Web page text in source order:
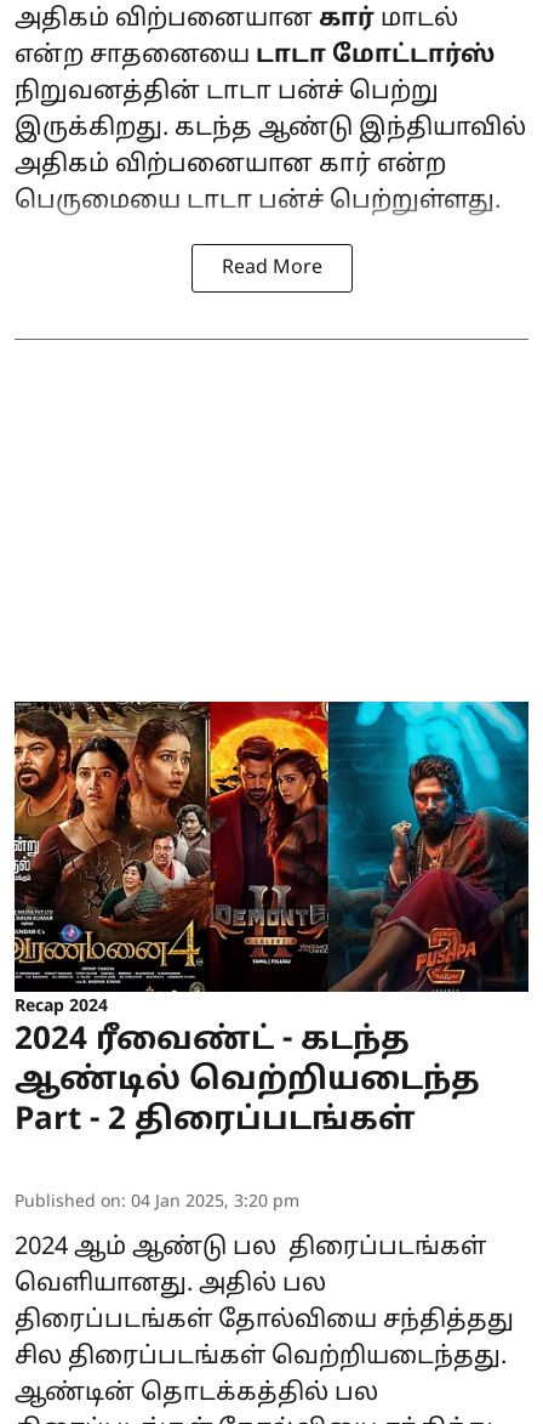
அதிகம் விற்பனையான கார் மாடல்
என்ற சாதனையை டாடா மோட்டார்ஸ்
நிறுவனத்தின் டாடா பன்ச் பெற்று
இருக்கிறது. கடந்த ஆண்டு இந்தியாவில்
அதிகம் விற்பனையான கார் என்ற
பெருமையை டாடா பன்ச் பெற்றுள்ளது.
Read More
Recap 2024
2024 ரீவைண்ட் - கடந்த
ஆண்டில் வெற்றியடைந்த
Part - 2 திரைப்படங்கள்
Published on: 04 Jan 2025, 3:20 pm
2024 ஆம் ஆண்டு பல திரைப்படங்கள்
வெளியானது. அதில் பல
திரைப்படங்கள் தோல்வியை சந்தித்தது
சில திரைப்படங்கள் வெற்றியடைந்தது.
ஆண்டின் தொடக்கத்தில் பல